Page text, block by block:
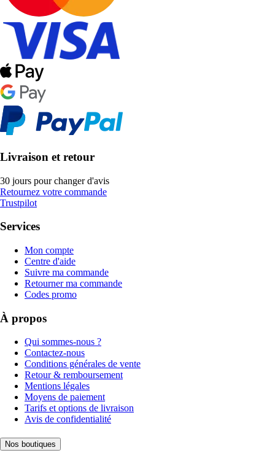
Livraison et retour
30 jours pour changer d'avis
Retournez votre commande
Trustpilot
Services
Mon compte
Centre d'aide
Suivre ma commande
Retourner ma commande
Codes promo
À propos
Qui sommes-nous ?
Contactez-nous
Conditions générales de vente
Retour & remboursement
Mentions légales
Moyens de paiement
Tarifs et options de livraison
Avis de confidentialité
Nos boutiques